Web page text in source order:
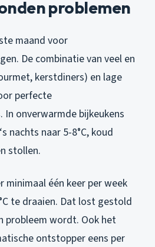
problemen
maand voor
De combinatie van veel en
kerstdiners) en lage
perfecte
onverwarmde bijkeukens
nachts naar 5-8°C, koud
stollen.
minimaal één keer per week
te draaien. Dat lost gestold
probleem wordt. Ook het
ontstopper eens per